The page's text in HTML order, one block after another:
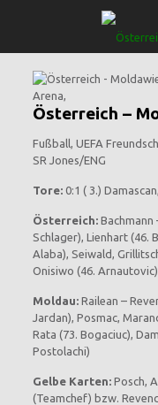
Österreich –
Fußball, UEFA
SR Jones/ENG
Tore:0:1 ( 3.)
Österreich:Bachmann
Schlager), Lienhart (46.
Alaba), Seiwald,
Onisiwo (46. Arnautovic)
Moldau:Railean –
Jardan), Posmac,
Rata (73. Bogaciuc),
Postolachi)
Gelbe Karten:Posch,
(Teamchef) bzw.